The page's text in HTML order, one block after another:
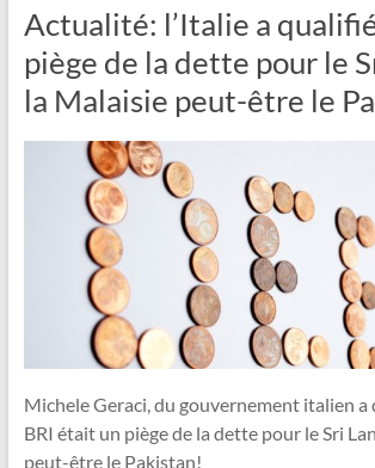
Actualité: l’Italie a
piège de la dette pour le
la Malaisie peut-être le
Michele Geraci, du gouvernement italien a
BRI était un piège de la dette pour le Sri
peut-être le Pakistan!